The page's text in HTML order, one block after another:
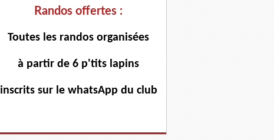
Randos offertes :
Toutes les randos organisées
à partir de 6 p'tits lapins
inscrits sur le whatsApp du club